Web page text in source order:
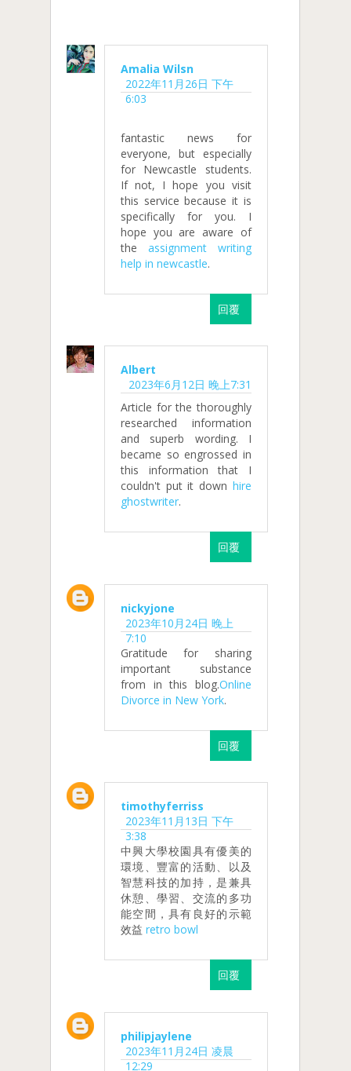
Amalia Wilsn
2022年11月26日 下午
6:03
fantastic news for
everyone, but especially
for Newcastle students.
If not, I hope you visit
this service because it is
specifically for you. I
hope you are aware of
the assignment writing
help in newcastle.
回覆
Albert
2023年6月12日 晚上7:31
Article for the thoroughly
researched information
and superb wording. I
became so engrossed in
this information that I
couldn't put it down hire
ghostwriter.
回覆
nickyjone
2023年10月24日 晚上
7:10
Gratitude for sharing
important substance
from in this blog.Online
Divorce in New York.
回覆
timothyferriss
2023年11月13日 下午
3:38
中興大學校園具有優美的
環境、豐富的活動、以及
智慧科技的加持，是兼具
休憩、學習、交流的多功
能空間，具有良好的示範
效益 retro bowl
回覆
philipjaylene
2023年11月24日 凌晨
12:29